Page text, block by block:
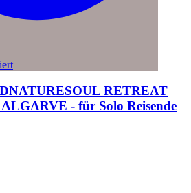
RETREAT
- für Solo Reisende